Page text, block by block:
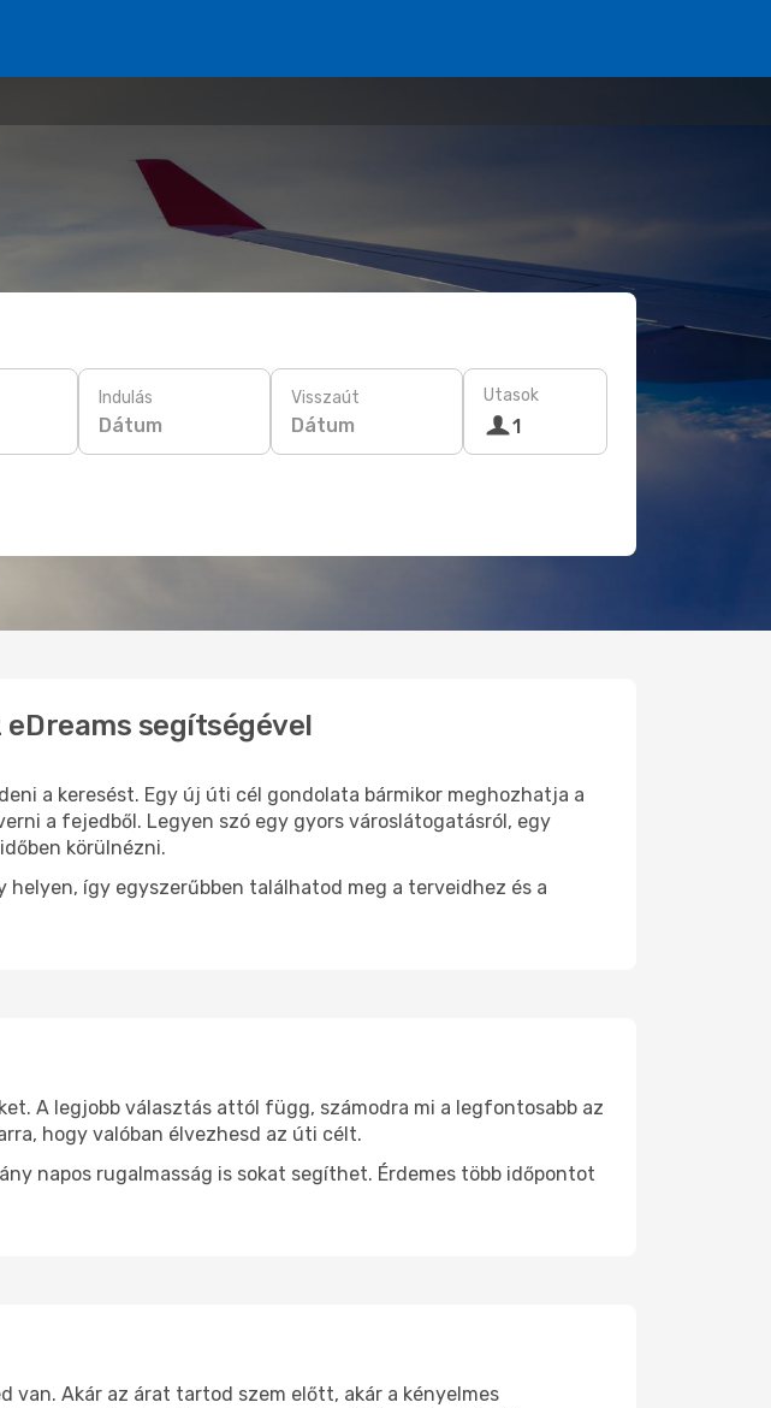
Indulás
Dátum
Visszaút
Dátum
Utasok
1
segítségével
a keresést. Egy új úti cél gondolata bármikor meghozhatja a
a fejedből. Legyen szó egy gyors városlátogatásról, egy
körülnézni.
így egyszerűbben találhatod meg a terveidhez és a
A legjobb választás attól függ, számodra mi a legfontosabb az
hogy valóban élvezhesd az úti célt.
napos rugalmasság is sokat segíthet. Érdemes több időpontot
Akár az árat tartod szem előtt, akár a kényelmes